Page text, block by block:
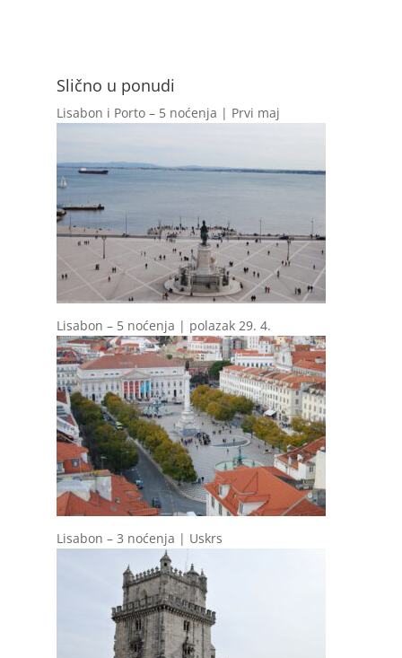
Slično u ponudi
Lisabon i Porto – 5 noćenja | Prvi maj
Lisabon – 5 noćenja | polazak 29. 4.
Lisabon – 3 noćenja | Uskrs